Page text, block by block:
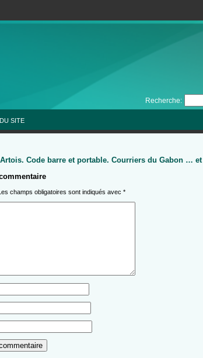
Recherche:
SITE
Code barre et portable. Courriers du Gabon … et
champs obligatoires sont indiqués avec*